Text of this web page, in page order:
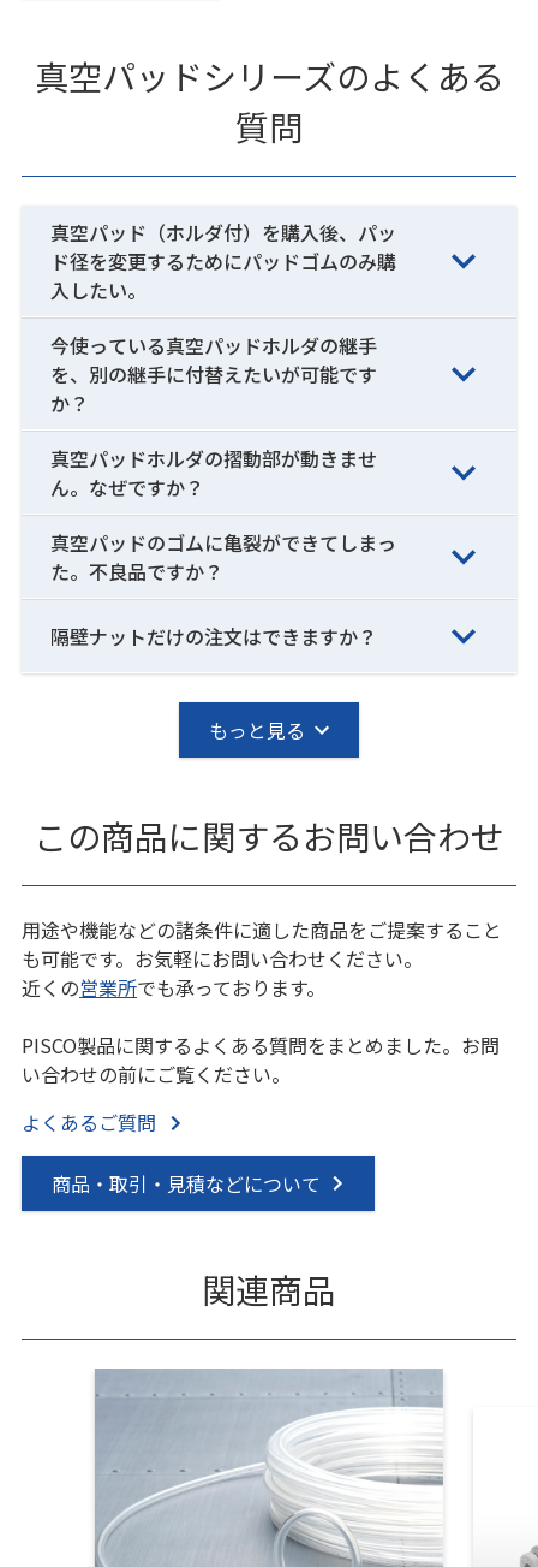
真空パッドシリーズのよくある
質問
真空パッド（ホルダ付）を購入後、パッ
ド径を変更するためにパッドゴムのみ購
入したい。
今使っている真空パッドホルダの継手
を、別の継手に付替えたいが可能です
か？
真空パッドホルダの摺動部が動きませ
ん。なぜですか？
真空パッドのゴムに亀裂ができてしまっ
た。不良品ですか？
隔壁ナットだけの注文はできますか？
もっと見る
この商品に関するお問い合わせ
用途や機能などの諸条件に適した商品をご提案すること
も可能です。お気軽にお問い合わせください。
近くの営業所でも承っております。
PISCO製品に関するよくある質問をまとめました。お問
い合わせの前にご覧ください。
よくあるご質問
商品・取引・見積などについて
関連商品